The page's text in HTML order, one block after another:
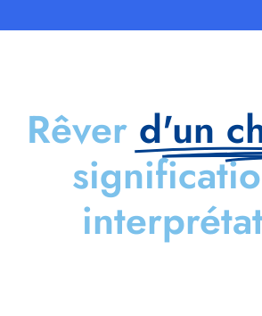
Rêver d'un